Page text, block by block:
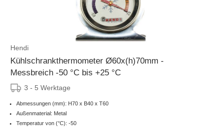
Hendi
Kühlschrankthermometer Ø60x(h)70mm -
Messbreich -50 °C bis +25 °C
3 - 5 Werktage
Abmessungen (mm): H70 x B40 x T60
Außenmaterial: Metal
Temperatur von (°C): -50